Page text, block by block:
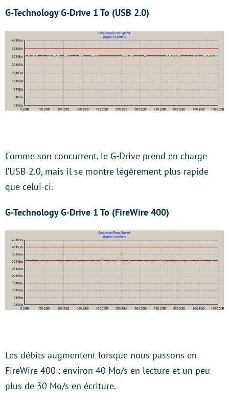
G-Technology G-Drive 1 To (USB 2.0)
Comme son concurrent, le G-Drive prend en charge
l’USB 2.0, mais il se montre légèrement plus rapide
que celui-ci.
G-Technology G-Drive 1 To (FireWire 400)
Les débits augmentent lorsque nous passons en
FireWire 400 : environ 40 Mo/s en lecture et un peu
plus de 30 Mo/s en écriture.